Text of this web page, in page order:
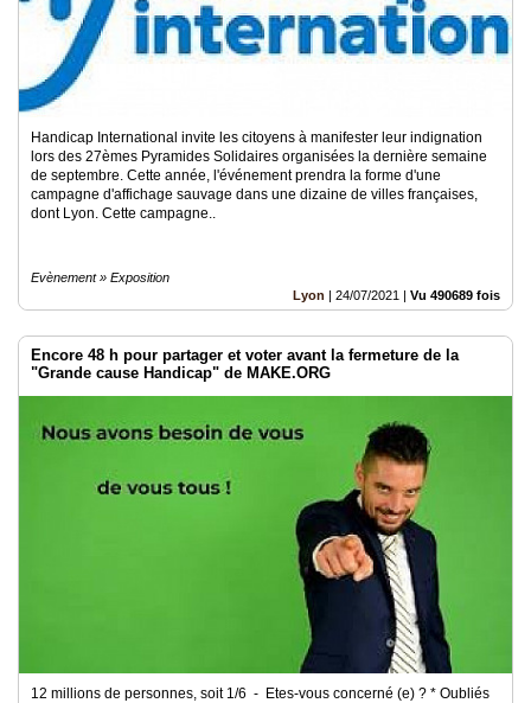
Handicap International invite les citoyens à manifester leur indignation
lors des 27èmes Pyramides Solidaires organisées la dernière semaine
de septembre. Cette année, l'événement prendra la forme d'une
campagne d'affichage sauvage dans une dizaine de villes françaises,
dont Lyon. Cette campagne..
Evènement » Exposition
Lyon | 24/07/2021 | Vu 490689 fois
Encore 48 h pour partager et voter avant la fermeture de la
"Grande cause Handicap" de MAKE.ORG
12 millions de personnes, soit 1/6 - Etes-vous concerné (e) ? * Oubliés